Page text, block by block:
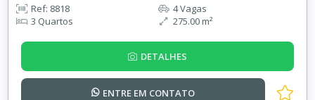
Ref: 8818
3 Quartos
4 Vagas
275.00 m²
DETALHES
ENTRE EM CONTATO